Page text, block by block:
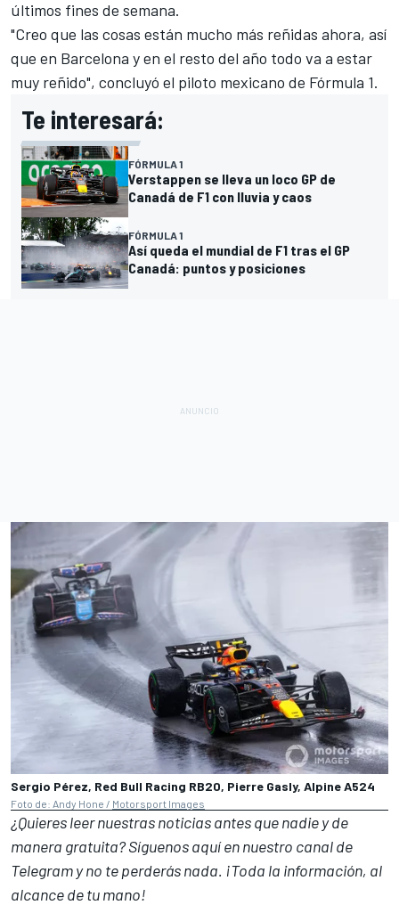
últimos fines de semana.
"Creo que las cosas están mucho más reñidas ahora, así
que en Barcelona y en el resto del año todo va a estar
muy reñido", concluyó el piloto mexicano de Fórmula 1.
Te interesará:
FÓRMULA 1
Verstappen se lleva un loco GP de
Canadá de F1 con lluvia y caos
FÓRMULA 1
Así queda el mundial de F1 tras el GP
Canadá: puntos y posiciones
Sergio Pérez, Red Bull Racing RB20, Pierre Gasly, Alpine A524
Foto de: Andy Hone / Motorsport Images
¿Quieres leer nuestras noticias antes que nadie y de
manera gratuita? Síguenosaquí en nuestro canal de
Telegramy no te perderás nada. ¡Toda la información, al
alcance de tu mano!